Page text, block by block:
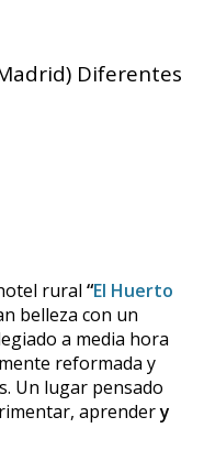
Diferentes
rural “El Huerto
belleza con un
a media hora
reformada y
Un lugar pensado
aprendery